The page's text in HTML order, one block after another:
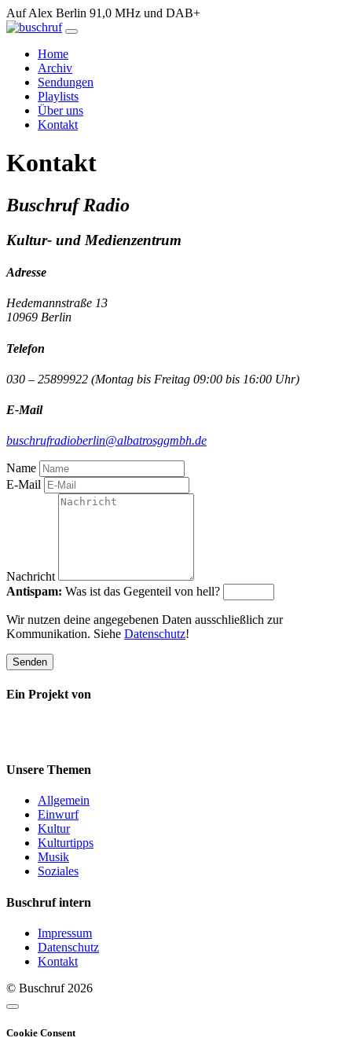
Auf Alex Berlin 91,0 MHz und DAB+
Home
Archiv
Sendungen
Playlists
Über uns
Kontakt
Kontakt
Buschruf Radio
Kultur- und Medienzentrum
Adresse
Hedemannstraße 13
10969 Berlin
Telefon
030 – 25899922 (Montag bis Freitag 09:00 bis 16:00 Uhr)
E-Mail
buschrufradioberlin@albatrosggmbh.de
Name
E-Mail
Nachricht
Antispam: Was ist das Gegenteil von hell?
Wir nutzen deine angegebenen Daten ausschließlich zur
Kommunikation. Siehe Datenschutz!
Senden
Ein Projekt von
Unsere Themen
Allgemein
Einwurf
Kultur
Kulturtipps
Musik
Soziales
Buschruf intern
Impressum
Datenschutz
Kontakt
© Buschruf 2026
Cookie Consent